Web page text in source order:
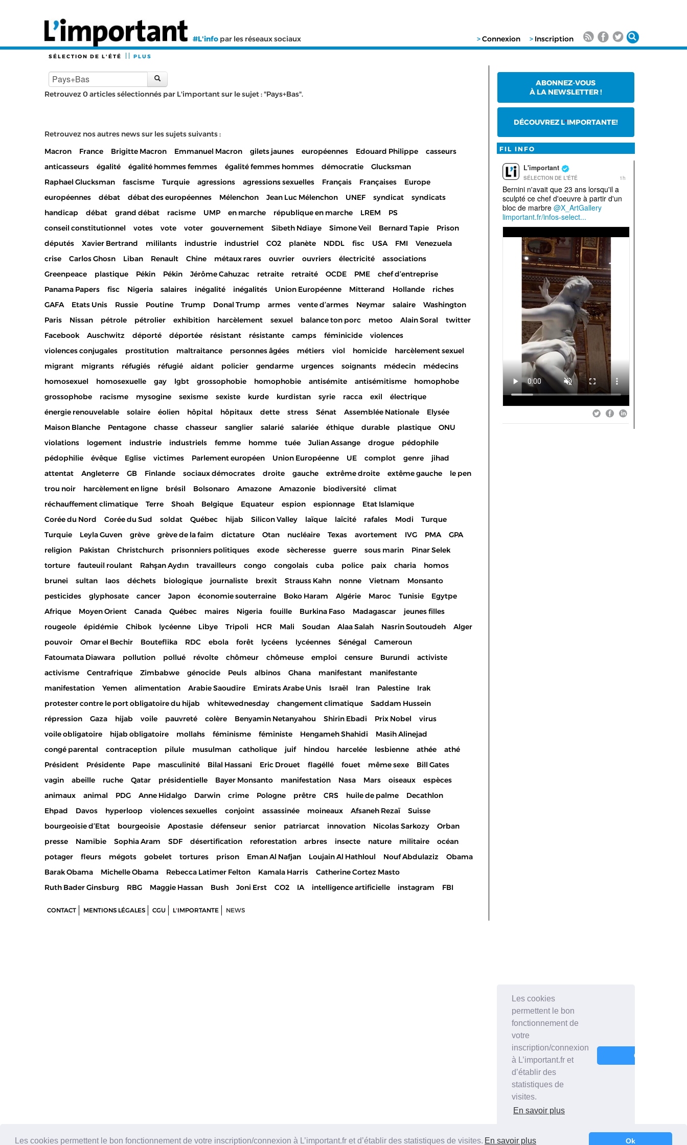
#L'info par les réseaux sociaux >Connexion > Inscription
SÉLECTION DE L'ÉTÉ PLUS
Retrouvez 0 articles sélectionnés par L'important sur le sujet : "Pays+Bas".
Retrouvez nos autres news sur les sujets suivants :
Macron
France Brigitte Macron Emmanuel Macron gilets jaunes européennes Edouard Philippe
casseurs
anticasseurs
égalité égalité hommes femmes égalité femmes hommes démocratie
Glucksman
Raphael Glucksman
fascisme Turquie agressions agressions sexuelles Français Françaises
Europe
européennes
débat débat des européennes Mélenchon Jean Luc Mélenchon UNEF syndicat
syndicats
handicap
débat grand débat racisme UMP en marche république en marche LREM
PS
conseil constitutionnel
votes vote voter gouvernement Sibeth Ndiaye Simone Veil Bernard Tapie
Prison
députés
Xavier Bertrand mililants industrie industriel CO2 planète NDDL fisc USA FMI
Venezuela
crise
Carlos Ghosn Liban Renault Chine métaux rares ouvrier ouvriers électricité
associations
Greenpeace
plastique Pékin Pékin Jérôme Cahuzac retraite retraité OCDE PME
chef d’entreprise
Panama Papers
fisc Nigeria salaires inégalité inégalités Union Européenne Mitterand Hollande
riches
GAFA
Etats Unis Russie Poutine Trump Donal Trump armes vente d’armes Neymar salaire
Washington
Paris
Nissan pétrole pétrolier exhibition harcèlement sexuel balance ton porc metoo Alain Soral
twitter
Facebook
Auschwitz déporté déportée résistant résistante camps féminicide
violences
violences conjugales
prostitution maltraitance personnes âgées métiers viol homicide
harcèlement sexuel
migrant
migrants réfugiés réfugié aidant policier gendarme urgences soignants médecin
médecins
homosexuel
homosexuelle gay lgbt grossophobie homophobie antisémite antisémitisme
homophobe
grossophobe
racisme mysogine sexisme sexiste kurde kurdistan syrie racca exil
électrique
énergie renouvelable
solaire éolien hôpital hôpitaux dette stress Sénat Assemblée Nationale
Elysée
Maison Blanche
Pentagone chasse chasseur sanglier salarié salariée éthique durable plastique
ONU
violations
logement industrie industriels femme homme tuée Julian Assange drogue
pédophile
pédophilie
évêque Eglise victimes Parlement européen Union Européenne UE complot genre
jihad
attentat
Angleterre GB Finlande sociaux démocrates droite gauche extrême droite extême gauche
le pen
trou noir
harcèlement en ligne brésil Bolsonaro Amazone Amazonie biodiversité
climat
réchauffement climatique
Terre Shoah Belgique Equateur espion espionnage
Etat Islamique
Corée du Nord
Corée du Sud soldat Québec hijab Silicon Valley laïque laïcité rafales Modi
Turque
Turquie
Leyla Guven grève grève de la faim dictature Otan nucléaire Texas avortement IVG PMA
GPA
religion
Pakistan Christchurch prisonniers politiques exode sècheresse guerre sous marin
Pinar Selek
torture
fauteuil roulant Rahşan Aydın travailleurs congo congolais cuba police paix charia
homos
brunei
sultan laos déchets biologique journaliste brexit Strauss Kahn nonne Vietnam
Monsanto
pesticides
glyphosate cancer Japon économie souterraine Boko Haram Algérie Maroc Tunisie
Egytpe
Afrique
Moyen Orient Canada Québec maires Nigeria fouille Burkina Faso Madagascar
jeunes filles
rougeole
épidémie Chibok lycéenne Libye Tripoli HCR Mali Soudan Alaa Salah Nasrin Soutoudeh
Alger
pouvoir
Omar el Bechir Bouteflika RDC ebola forêt lycéens lycéennes Sénégal
Cameroun
Fatoumata Diawara
pollution pollué révolte chômeur chômeuse emploi censure Burundi
activiste
activisme
Centrafrique Zimbabwe génocide Peuls albinos Ghana manifestant
manifestante
manifestation
Yemen alimentation Arabie Saoudire Emirats Arabe Unis Israël Iran Palestine
Irak
protester contre le port obligatoire du hijab
whitewednesday changement climatique
Saddam Hussein
répression
Gaza hijab voile pauvreté colère Benyamin Netanyahou Shirin Ebadi Prix Nobel
virus
voile obligatoire
hijab obligatoire mollahs féminisme féministe Hengameh Shahidi
Masih Alinejad
congé parental
contraception pilule musulman catholique juif hindou harcelée lesbienne athée
athé
Président
Présidente Pape masculinité Bilal Hassani Eric Drouet flagéllé fouet même sexe
Bill Gates
vagin
abeille ruche Qatar présidentielle Bayer Monsanto manifestation Nasa Mars oiseaux
espèces
animaux
animal PDG Anne Hidalgo Darwin crime Pologne prêtre CRS huile de palme
Decathlon
Ehpad
Davos hyperloop violences sexuelles conjoint assassinée moineaux Afsaneh Rezaï
Suisse
bourgeoisie d’Etat
bourgeoisie Apostasie défenseur senior patriarcat innovation Nicolas Sarkozy
Orban
presse
Namibie Sophia Aram SDF désertification reforestation arbres insecte nature militaire
océan
potager
fleurs mégots gobelet tortures prison Eman Al Nafjan Loujain Al Hathloul Nouf Abdulaziz
Obama
Barak Obama
Michelle Obama Rebecca Latimer Felton Kamala Harris
Catherine Cortez Masto
Ruth Bader Ginsburg
RBG Maggie Hassan Bush Joni Erst CO2 IA intelligence artificielle instagram FBI
CONTACT MENTIONS LÉGALES CGU L'IMPORTANTE NEWS
ABONNEZ-VOUS
À LA NEWSLETTER !
DÉCOUVREZ L'IMPORTANTE!
FIL INFO
Les cookies permettent le bon fonctionnement de votre inscription/connexion à L’important.fr et d’établir des statistiques de visites. En savoir plus Ok